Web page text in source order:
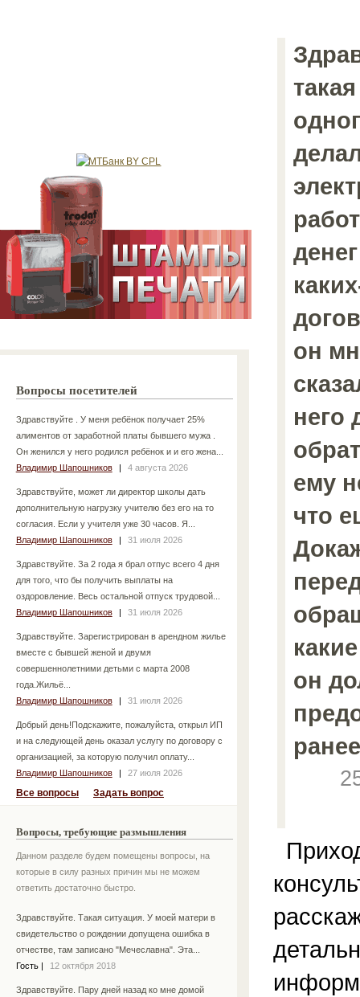
Вопросы посетителей
Здравствуйте . У меня ребёнок получает 25%
алиментов от заработной платы бывшего мужа .
Он женился у него родился ребёнок и и его жена...
Владимир Шапошников
| 4 августа 2026
Здравствуйте, может ли директор школы дать
дополнительную нагрузку учителю без его на то
согласия. Если у учителя уже 30 часов. Я...
Владимир Шапошников
| 31 июля 2026
Здравствуйте. За 2 года я брал отпус всего 4 дня
для того, что бы получить выплаты на
оздоровление. Весь остальной отпуск трудовой...
Владимир Шапошников
| 31 июля 2026
Здравствуйте. Зарегистрирован в арендном жилье
вместе с бывшей женой и двумя
совершеннолетними детьми с марта 2008
года.Жильё...
Владимир Шапошников
| 31 июля 2026
Добрый день!Подскажите, пожалуйста, открыл ИП
и на следующей день оказал услугу по договору с
организацией, за которую получил оплату...
Владимир Шапошников
| 27 июля 2026
Все вопросы Задать вопрос
Вопросы, требующие размышления
Данном разделе будем помещены вопросы, на
которые в силу разных причин мы не можем
ответить достаточно быстро.
Здравствуйте. Такая ситуация. У моей матери в
свидетельство о рождении допущена ошибка в
отчестве, там записано "Мечеславна". Эта...
Гость
12 октября 2018
Здравствуйте. Пару дней назад ко мне домой
он
него
ему
что
он